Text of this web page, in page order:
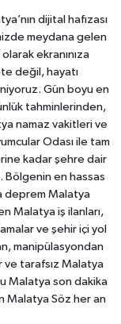
dijital hafızası
meydana gelen
ekranınıza
değil, hayatı
Gün boyu en
tahminlerinden,
namaz vakitleri ve
Odası ile tam
kadar şehre dair
Bölgenin en hassas
deprem Malatya
Malatya iş ilanları,
ve şehir içi yol
manipülasyondan
ve tarafsız Malatya
Malatya son dakika
Malatya Söz her an